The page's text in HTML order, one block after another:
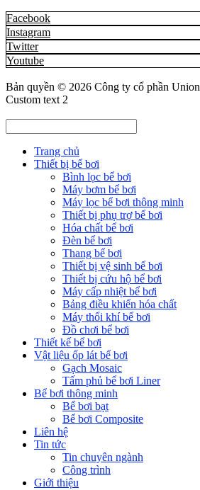
Facebook
Instagram
Twitter
Youtube
Bản quyền © 2026 Công ty cổ phần Union
Custom text 2
Trang chủ
Thiết bị bể bơi
Bình lọc bể bơi
Máy bơm bể bơi
Máy lọc bể bơi thông minh
Thiết bị phụ trợ bể bơi
Hóa chất bể bơi
Đèn bể bơi
Thang bể bơi
Thiết bị vệ sinh bể bơi
Thiết bị cứu hộ bể bơi
Máy cấp nhiệt bể bơi
Bảng điều khiển hóa chất
Máy thổi khí bể bơi
Đồ chơi bể bơi
Thiết kế bể bơi
Vật liệu ốp lát bể bơi
Gạch Mosaic
Tấm phủ bể bơi Liner
Bể bơi thông minh
Bể bơi bạt
Bể bơi Composite
Liên hệ
Tin tức
Tin chuyên ngành
Công trình
Giới thiệu